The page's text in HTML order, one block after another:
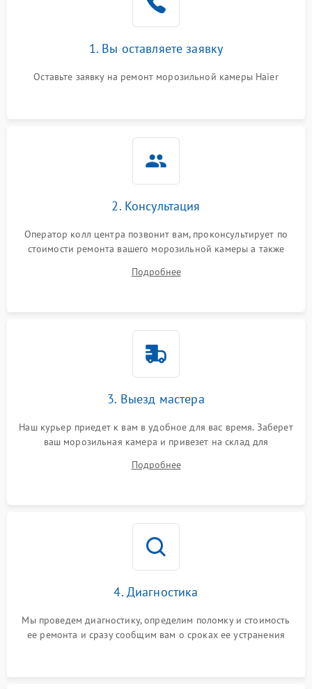
1. Вы оставляете заявку
Оставьте заявку на ремонт морозильной камеры Haier
2. Консультация
Оператор колл центра позвонит вам, проконсультирует по
стоимости ремонта вашего морозильной камеры а также
Подробнее
3. Выезд мастера
Наш курьер приедет к вам в удобное для вас время. Заберет
ваш морозильная камера и привезет на склад для
Подробнее
4. Диагностика
Мы проведем диагностику, определим поломку и стоимость
ее ремонта и сразу сообщим вам о сроках ее устранения